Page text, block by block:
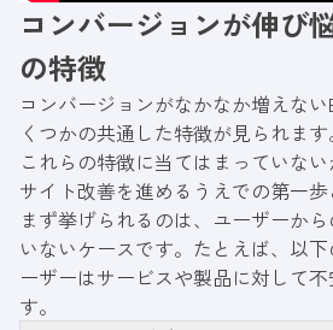
コンバージョンが伸び
の特徴
コンバージョンがなかなか増えな
くつかの共通した特徴が見られま
これらの特徴に当てはまっていない
サイト改善を進めるうえでの第一歩
まず挙げられるのは、ユーザーか
いないケースです。たとえば、以
ーザーはサービスや製品に対して
す。